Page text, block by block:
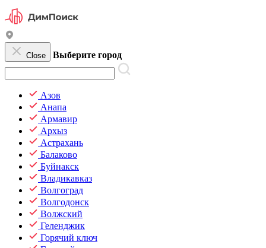
Close Выберите город
Азов
Анапа
Армавир
Архыз
Астрахань
Балаково
Буйнакск
Владикавказ
Волгоград
Волгодонск
Волжский
Геленджик
Горячий ключ